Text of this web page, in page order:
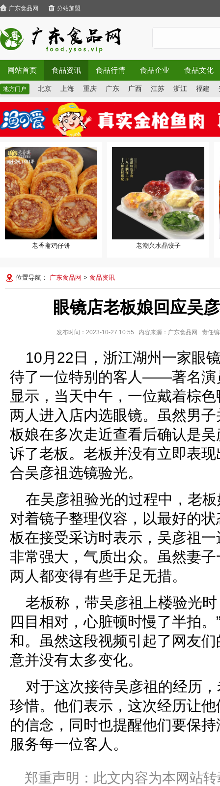
广东食品网 分站加盟
网站首页 食品资讯 食品行情 食品企业 食品文化
地方门户 北京 上海 重庆 广东 广西 江苏 浙江 福建
老香斋鸡仔饼老香斋鸡仔饼 老潮兴水晶饺子
老潮兴水晶饺子
位置导航： 广东食品网 > 食品资讯
眼镜店老板娘回应吴
发布时间：2023-10-27 10:55 内容来源：广东食品网 责任
10月22日，浙江湖州一家眼
待了一位特别的客人——著名演
显示，当天中午，一位戴着棕
两人进入店内选眼镜。虽然男
板娘在多次走近查看后确认是
诉了老板。老板并没有立即表
合吴彦祖选镜验光。
在吴彦祖验光的过程中，老
对着镜子整理仪容，以最好的
板在接受采访时表示，吴彦祖
非常强大，气质出众。虽然妻
两人都变得有些手足无措。
老板称，带吴彦祖上楼验光
四目相对，心脏顿时慢了半拍
和。虽然这段视频引起了网友
意并没有太多变化。
对于这次接待吴彦祖的经历
珍惜。他们表示，这次经历让
的信念，同时也提醒他们要保
服务每一位客人。
郑重声明：此文内容为本网站